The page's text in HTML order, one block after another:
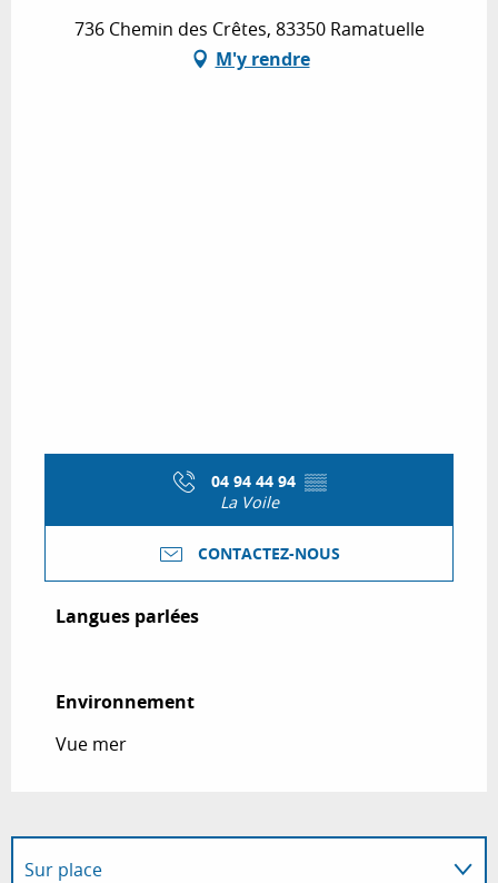
736 Chemin des Crêtes, 83350 Ramatuelle
M'y rendre
04 94 44 94 ▒▒
La Voile
CONTACTEZ-NOUS
Langues parlées
Langues parlées
Environnement
Environnement
Vue mer
Sur place